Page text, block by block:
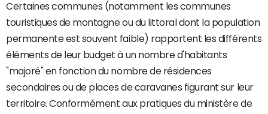
Certaines communes (notamment les communes
touristiques de montagne ou du littoral dont la population
permanente est souvent faible) rapportent les différents
éléments de leur budget à un nombre d'habitants
"majoré" en fonction du nombre de résidences
secondaires ou de places de caravanes figurant sur leur
territoire. Conformément aux pratiques du ministère de